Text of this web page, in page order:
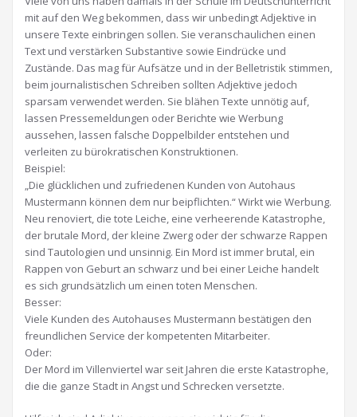
mit auf den Weg bekommen, dass wir unbedingt Adjektive in
unsere Texte einbringen sollen. Sie veranschaulichen einen
Text und verstärken Substantive sowie Eindrücke und
Zustände. Das mag für Aufsätze und in der Belletristik stimmen,
beim journalistischen Schreiben sollten Adjektive jedoch
sparsam verwendet werden. Sie blähen Texte unnötig auf,
lassen Pressemeldungen oder Berichte wie Werbung
aussehen, lassen falsche Doppelbilder entstehen und
verleiten zu bürokratischen Konstruktionen.
Beispiel:
„Die glücklichen und zufriedenen Kunden von Autohaus
Mustermann können dem nur beipflichten.“ Wirkt wie Werbung.
Neu renoviert, die tote Leiche, eine verheerende Katastrophe,
der brutale Mord, der kleine Zwerg oder der schwarze Rappen
sind Tautologien und unsinnig. Ein Mord ist immer brutal, ein
Rappen von Geburt an schwarz und bei einer Leiche handelt
es sich grundsätzlich um einen toten Menschen.
Besser:
Viele Kunden des Autohauses Mustermann bestätigen den
freundlichen Service der kompetenten Mitarbeiter.
Oder:
Der Mord im Villenviertel war seit Jahren die erste Katastrophe,
die die ganze Stadt in Angst und Schrecken versetzte.